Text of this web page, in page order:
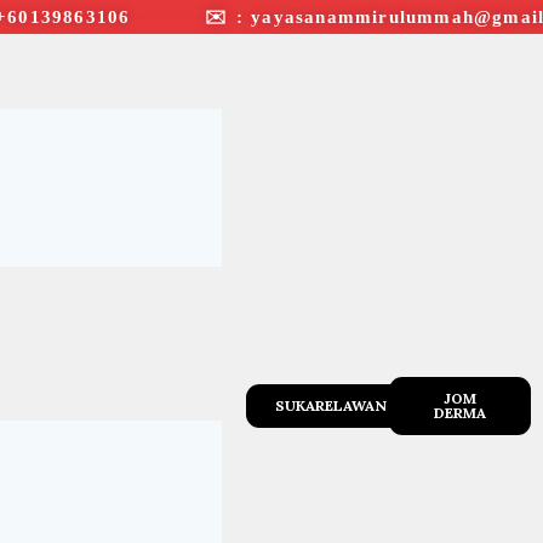
✉︎ :
SUKARELAWAN
JOM
DERMA